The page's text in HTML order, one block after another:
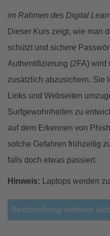
im Rahmen des Digital
Dieser Kurs zeigt, wie man
schützt und sichere
Authentifizierung (2FA) wird
zusätzlich abzusichern. Sie
Links und Webseiten
Surfgewohnheiten zu
auf dem Erkennen von
solche Gefahren frühzeitig
falls doch etwas passiert.
Hinweis: Laptops werden
Beschreibung vorlesen